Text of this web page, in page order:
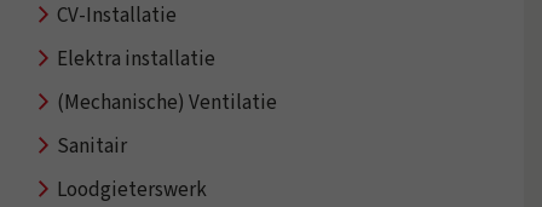
CV-Installatie
Elektra installatie
(Mechanische) Ventilatie
Sanitair
Loodgieterswerk